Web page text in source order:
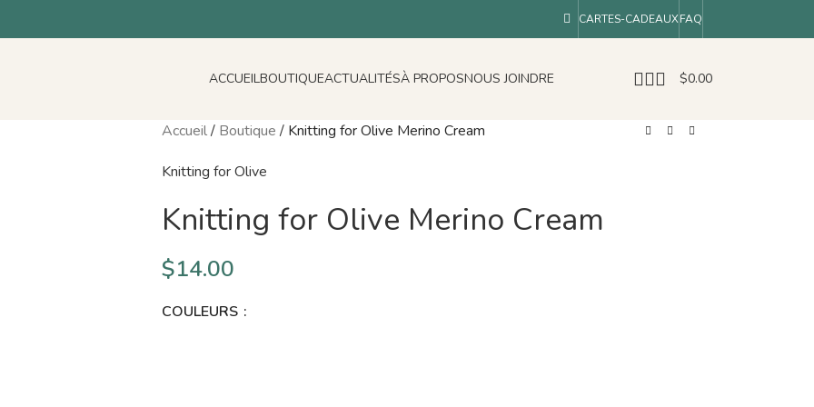
CARTES-CADEAUXFAQ
ACCUEILBOUTIQUEACTUALITÉSÀ PROPOSNOUS JOINDRE $0.00
Accueil/ Boutique / Knitting for Olive Merino Cream
Knitting for Olive
Knitting for Olive Merino Cream
$14.00
COULEURS